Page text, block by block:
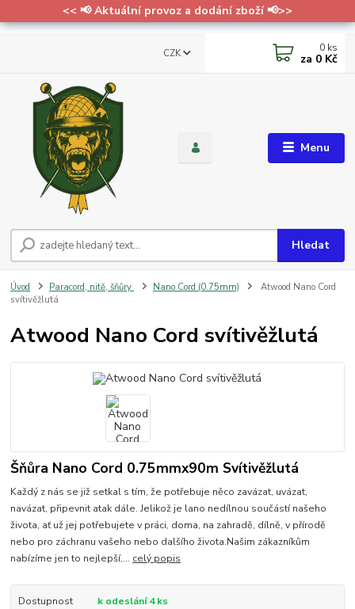
<< 📢 Aktuální provoz a dodání zboží 📢>>
Menu
CZK
Hledat
0 ks
za 0 Kč
Úvod Paracord, nitě, šňůry Nano Cord (0.75mm)
Atwood Nano Cord
svítivěžlutá
Atwood Nano Cord svítivěžlutá
Šňůra Nano Cord 0.75mmx90m Svítivěžlutá
Každý z nás se již setkal s tím, že potřebuje něco zavázat, uvázat,
navázat, připevnit atak dále. Jelikož je lano nedílnou součástí našeho
života, ať už jej potřebujete v práci, doma, na zahradě, dílně, v přírodě
nebo pro záchranu vašeho nebo dalšího života.Našim zákazníkům
nabízíme jen to nejlepší,... celý popis
Dostupnost
k odeslání 4 ks